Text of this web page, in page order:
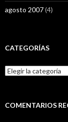
agosto 2007(4)
CATEGORÍAS
Categorías
COMENTARIOS